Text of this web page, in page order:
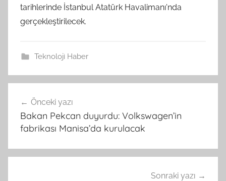
tarihlerinde İstanbul Atatürk Havalimanı'nda
gerçekleştirilecek.
Teknoloji Haber
gezinmesi
Önceki yazı
Bakan Pekcan duyurdu: Volkswagen’in
fabrikası Manisa’da kurulacak
Sonraki yazı